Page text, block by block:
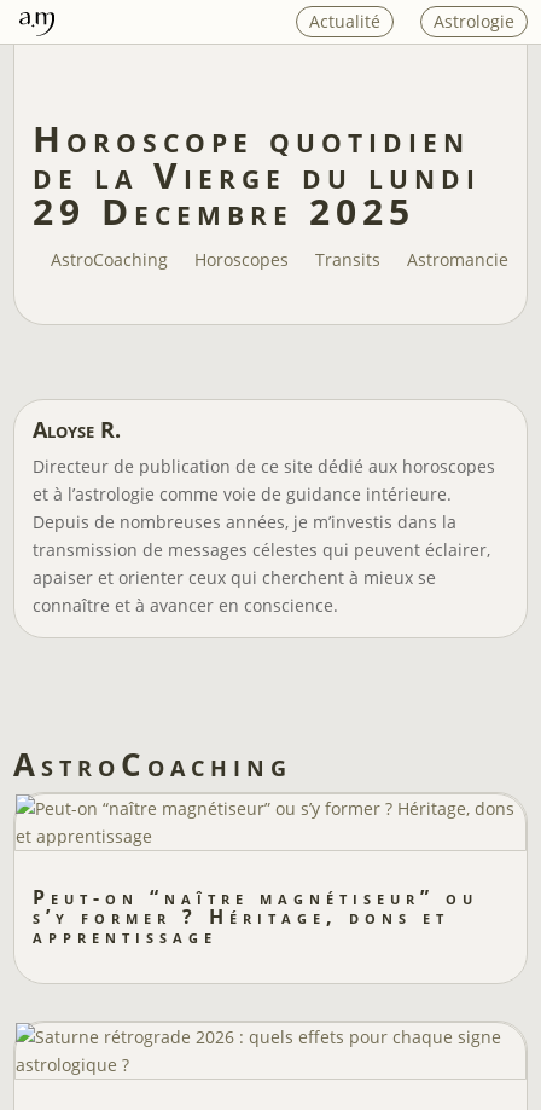
Actualité Astrologie
Horoscope quotidien
de la Vierge du lundi
29 Decembre 2025
AstroCoaching Horoscopes Transits Astromancie
Aloyse R.
Directeur de publication de ce site dédié aux horoscopes
et à l’astrologie comme voie de guidance intérieure.
Depuis de nombreuses années, je m’investis dans la
transmission de messages célestes qui peuvent éclairer,
apaiser et orienter ceux qui cherchent à mieux se
connaître et à avancer en conscience.
AstroCoaching
Peut-on “naître magnétiseur” ou
s’y former ? Héritage, dons et
apprentissage